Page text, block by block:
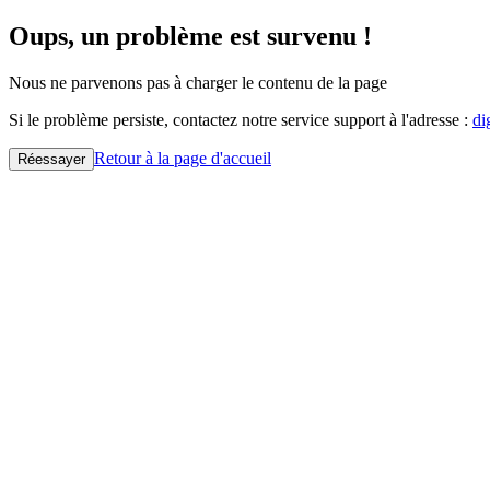
Oups, un problème est survenu !
Nous ne parvenons pas à charger le contenu de la page
Si le problème persiste, contactez notre service support à l'adresse :
Réessayer Retour à la page d'accueil